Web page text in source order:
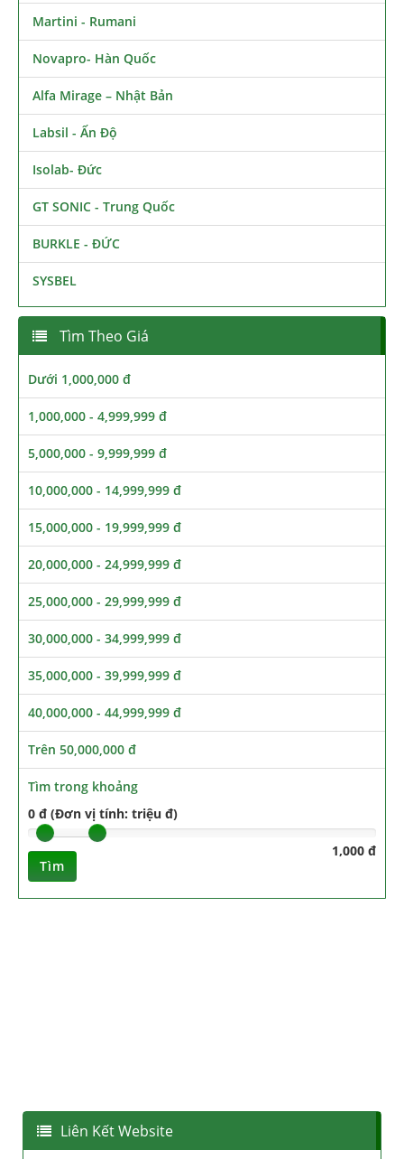
Martini - Rumani
Novapro- Hàn Quốc
Alfa Mirage – Nhật Bản
Labsil - Ấn Độ
Isolab- Đức
GT SONIC - Trung Quốc
BURKLE - ĐỨC
SYSBEL
Tìm Theo Giá
Dưới 1,000,000 đ
1,000,000 - 4,999,999 đ
5,000,000 - 9,999,999 đ
10,000,000 - 14,999,999 đ
15,000,000 - 19,999,999 đ
20,000,000 - 24,999,999 đ
25,000,000 - 29,999,999 đ
30,000,000 - 34,999,999 đ
35,000,000 - 39,999,999 đ
40,000,000 - 44,999,999 đ
Trên 50,000,000 đ
Tìm trong khoảng
0 đ (Đơn vị tính: triệu đ)
1,000 đ
Tìm
Liên Kết Website